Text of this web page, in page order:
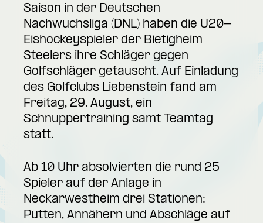
Saison in der Deutschen
Nachwuchsliga (DNL) haben die U20-
Eishockeyspieler der Bietigheim
Steelers ihre Schläger gegen
Golfschläger getauscht. Auf Einladung
des Golfclubs Liebenstein fand am
Freitag, 29. August, ein
Schnuppertraining samt Teamtag
statt.
Ab 10 Uhr absolvierten die rund 25
Spieler auf der Anlage in
Neckarwestheim drei Stationen:
Putten, Annähern und Abschläge auf